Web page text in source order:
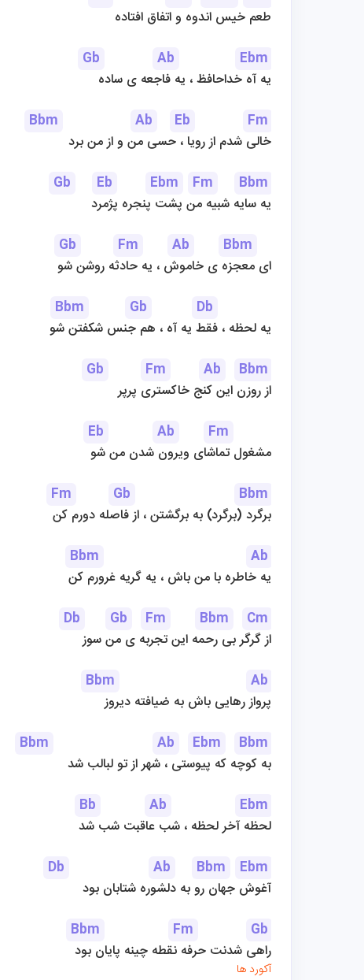
طعم خیس اندوه و اتفاق افتاده
Gb
Ab
Ebm
یه آه خداحافظ ، یه فاجعه ی ساده
Bbm
Ab Eb
Fm
خالی شدم از رویا ، حسی من و از من برد
Gb
Eb Ebm Fm
Bbm
یه سایه شبیه من پشت پنجره پژمرد
Gb
Fm Ab
Bbm
ای معجزه ی خاموش ، یه حادثه روشن شو
Bbm
Gb
Db
یه لحظه ، فقط یه آه ، هم جنس شکفتن شو
Gb
Fm Ab
Bbm
از روزن این کنج خاکستری پرپر
Eb
Ab
Fm
مشغول تماشای ویرون شدن من شو
Fm
Gb
Bbm
برگرد (برگرد) به برگشتن ، از فاصله دورم کن
Bbm
Ab
یه خاطره با من باش ، یه گریه غرورم کن
Db
Gb Fm Bbm
Cm
از گرگر بی رحمه این تجربه ی من سوز
Bbm
Ab
پرواز رهایی باش به ضیافته دیروز
Bbm
Ab Ebm
Bbm
به کوچه که پیوستی ، شهر از تو لبالب شد
Bb
Ab
Ebm
لحظه آخر لحظه ، شب عاقبت شب شد
Db
Ab Bbm
Ebm
آغوش جهان رو به دلشوره شتابان بود
Bbm
Fm
Gb
راهی شدنت حرفه نقطه چینه پایان بود
آکورد ها